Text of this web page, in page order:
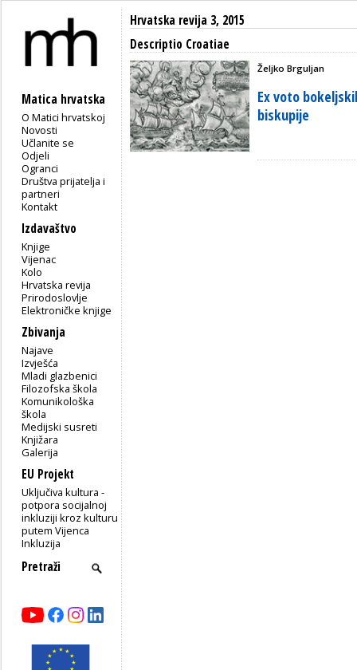
Matica hrvatska
O Matici hrvatskoj
Novosti
Učlanite se
Odjeli
Ogranci
Društva prijatelja i
partneri
Kontakt
Izdavaštvo
Knjige
Vijenac
Kolo
Hrvatska revija
Prirodoslovlje
Elektroničke knjige
Zbivanja
Najave
Izvješća
Mladi glazbenici
Filozofska škola
Komunikološka
škola
Medijski susreti
Knjižara
Galerija
EU Projekt
Uključiva kultura -
potpora socijalnoj
inkluziji kroz kulturu
putem Vijenca
Inkluzija
Hrvatska revija 3, 2015
Descriptio Croatiae
Željko Brguljan
Ex voto
biskupije